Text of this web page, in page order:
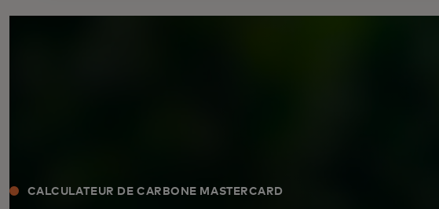
CALCULATEUR DE CARBONE MASTERCARD